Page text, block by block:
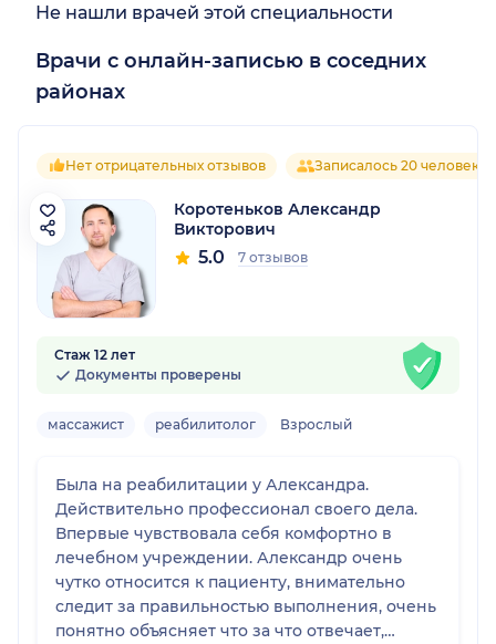
Не нашли врачей этой специальности
Врачи с онлайн-записью в соседних
районах
Нет отрицательных отзывов Записалось 20 человек
Коротеньков Александр
Викторович
5.0 7 отзывов
Стаж 12 лет
Документы проверены
массажист реабилитолог Взрослый
Была на реабилитации у Александра.
Действительно профессионал своего дела.
Впервые чувствовала себя комфортно в
лечебном учреждении. Александр очень
чутко относится к пациенту, внимательно
следит за правильностью выполнения, очень
понятно объясняет что за что отвечает,